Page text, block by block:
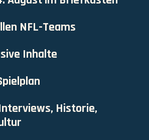
NFL-Teams
Inhalte
Historie,